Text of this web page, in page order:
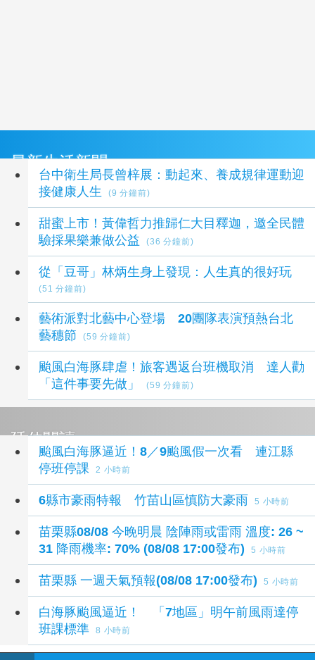
最新生活新聞
台中衛生局長曾梓展：動起來、養成規律運動迎
接健康人生
(9 分鐘前)
甜蜜上市！黃偉哲力推歸仁大目釋迦，邀全民體
驗採果樂兼做公益
(36 分鐘前)
從「豆哥」林炳生身上發現：人生真的很好玩
(51 分鐘前)
藝術派對北藝中心登場 20團隊表演預熱台北
藝穗節
(59 分鐘前)
颱風白海豚肆虐！旅客遇返台班機取消 達人勸
「這件事要先做」
(59 分鐘前)
延伸閱讀
颱風白海豚逼近！8／9颱風假一次看 連江縣
停班停課
2 小時前
6縣市豪雨特報 竹苗山區慎防大豪雨 5 小時前
苗栗縣08/08 今晚明晨 陰陣雨或雷雨 溫度: 26 ~
31 降雨機率: 70% (08/08 17:00發布)
5 小時前
苗栗縣 一週天氣預報(08/08 17:00發布) 5 小時前
白海豚颱風逼近！ 「7地區」明午前風雨達停
班課標準
8 小時前